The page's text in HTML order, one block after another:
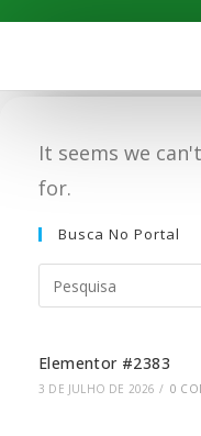
It seems we
for.
Busca No Portal
Elementor #2383
3 DE JULHO DE 2026 / 0